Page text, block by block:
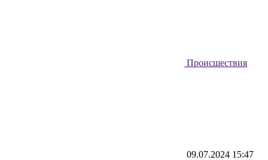
Происшествия
09.07.2024 15:47